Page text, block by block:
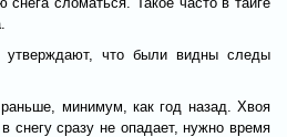
утверждают, что были видны следы
минимум, как год назад. Хвоя
снегу сразу не опадает, нужно время